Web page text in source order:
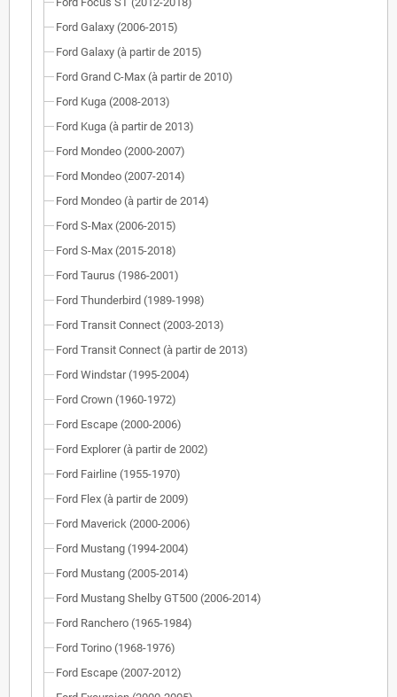
Ford Galaxy (2006-2015)
Ford Galaxy (à partir de 2015)
Ford Grand C-Max (à partir de 2010)
Ford Kuga (2008-2013)
Ford Kuga (à partir de 2013)
Ford Mondeo (2000-2007)
Ford Mondeo (2007-2014)
Ford Mondeo (à partir de 2014)
Ford S-Max (2006-2015)
Ford S-Max (2015-2018)
Ford Taurus (1986-2001)
Ford Thunderbird (1989-1998)
Ford Transit Connect (2003-2013)
Ford Transit Connect (à partir de 2013)
Ford Windstar (1995-2004)
Ford Crown (1960-1972)
Ford Escape (2000-2006)
Ford Explorer (à partir de 2002)
Ford Fairline (1955-1970)
Ford Flex (à partir de 2009)
Ford Maverick (2000-2006)
Ford Mustang (1994-2004)
Ford Mustang (2005-2014)
Ford Mustang Shelby GT500 (2006-2014)
Ford Ranchero (1965-1984)
Ford Torino (1968-1976)
Ford Escape (2007-2012)